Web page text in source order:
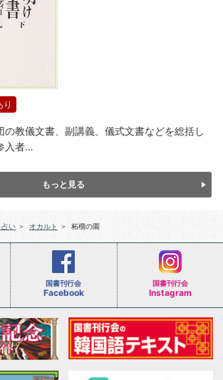
り
の教儀文書、副講義、儀式文書などを総括し
入者…
もっと見る
占い ＞ オカルト ＞ 柘榴の園
国書刊行会
Facebook
国書刊行会
Instagram